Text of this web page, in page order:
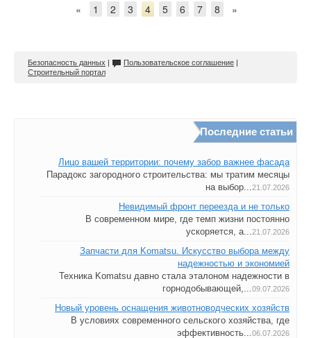
« 1 2 3 4 5 6 7 8 »
Безопасность данных | Пользовательское соглашение |
Строительный портал
Последние статьи
Лицо вашей территории: почему забор важнее фасада
Парадокс загородного строительства: мы тратим месяцы
на выбор...21.07.2026
Невидимый фронт переезда и не только
В современном мире, где темп жизни постоянно
ускоряется, а...21.07.2026
Запчасти для Komatsu. Искусство выбора между
надежностью и экономией
Техника Komatsu давно стала эталоном надежности в
горнодобывающей,...09.07.2026
Новый уровень оснащения животноводческих хозяйств
В условиях современного сельского хозяйства, где
эффективность...06.07.2026